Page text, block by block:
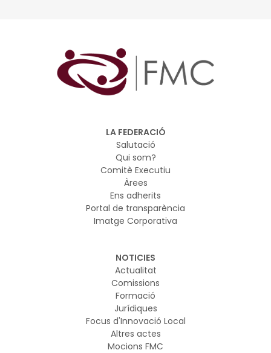
LA FEDERACIÓ
Salutació
Qui som?
Comitè Executiu
Àrees
Ens adherits
Portal de transparència
Imatge Corporativa
NOTICIES
Actualitat
Comissions
Formació
Jurídiques
Focus d'Innovació Local
Altres actes
Mocions FMC